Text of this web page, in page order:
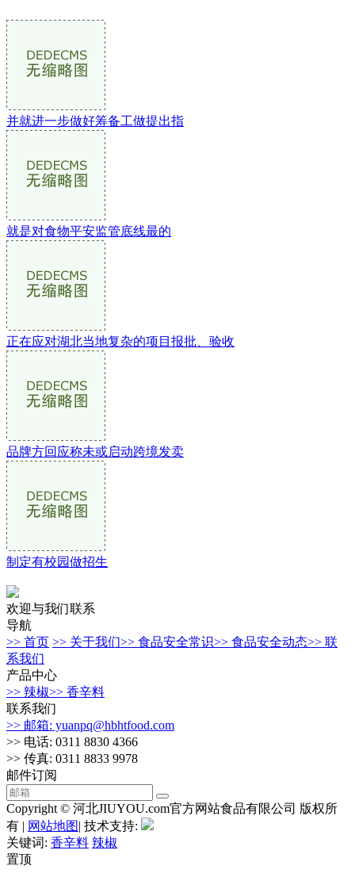
并就进一步做好筹备工做提出指
就是对食物平安监管底线最的
正在应对湖北当地复杂的项目报批、验收
品牌方回应称未或启动跨境发卖
制定有校园做招生
欢迎与我们联系
导航
>> 首页 >> 关于我们>> 食品安全常识>> 食品安全动态>> 联
系我们
产品中心
>> 辣椒>> 香辛料
联系我们
>> 邮箱: yuanpq@hbhtfood.com
>> 电话: 0311 8830 4366
>> 传真: 0311 8833 9978
邮件订阅
Copyright © 河北JIUYOU.com官方网站食品有限公司 版权所
有 | 网站地图| 技术支持:
关键词: 香辛料 辣椒
置顶